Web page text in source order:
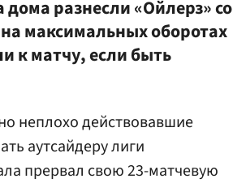
разнесли «Ойлерз» со
максимальных оборотах
к матчу, если быть
неплохо действовавшие
аутсайдеру лиги
прервал свою 23-матчевую